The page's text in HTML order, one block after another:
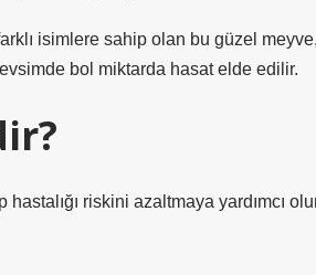
isimlere sahip olan bu güzel
bol miktarda hasat elde edilir.
riskini azaltmaya yardımcı